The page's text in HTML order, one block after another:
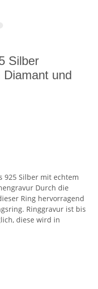
Silber
und
925 Silber mit echtem
Durch die
Ring hervorragend
Ringgravur ist bis
diese wird in